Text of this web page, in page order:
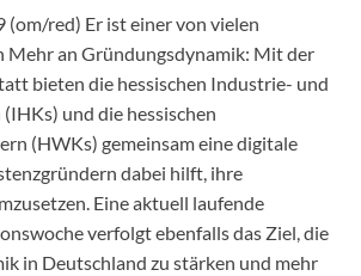
(om/red) Er ist einer von vielen
Mehr an Gründungsdynamik: Mit der
bieten die hessischen Industrie- und
und die hessischen
(HWKs) gemeinsam eine digitale
dabei hilft, ihre
Eine aktuell laufende
verfolgt ebenfalls das Ziel, die
in Deutschland zu stärken und mehr